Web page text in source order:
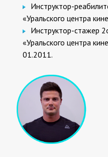
Инструктор-
«Уральского центра
Инструктор-стажер
«Уральского центра
01.2011.